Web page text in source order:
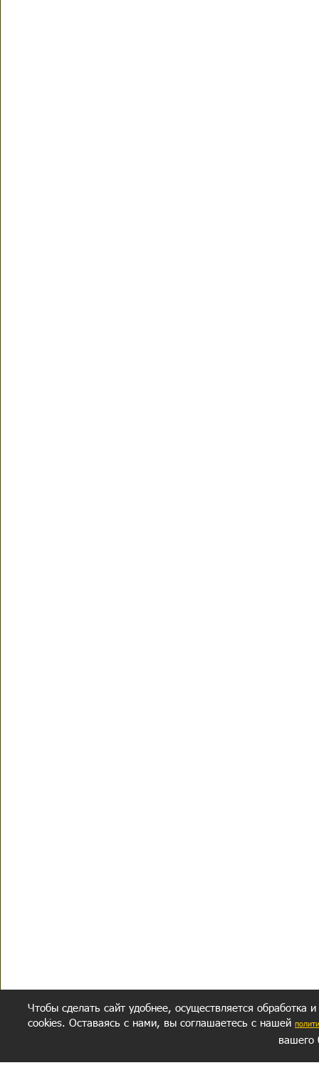
Чтобы сделать сайт удобнее, осуществляется обработка
cookies. Оставаясь с нами, вы соглашаетесь с нашей
вашего